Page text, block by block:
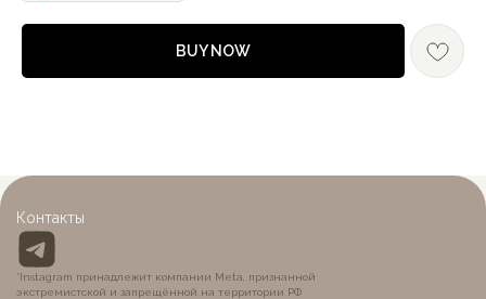
BUY NOW
Контакты
*Instagram принадлежит компании Meta, признанной
экстремистской и запрещённой на территории РФ
MON BÉBÉ